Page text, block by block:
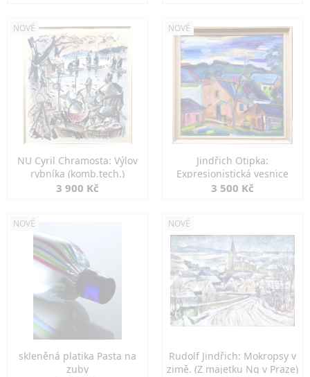
NOVÉ
NU Cyril Chramosta: Výlov
rybníka (komb.tech.)
3 900 Kč
NOVÉ
Jindřich Otipka:
Expresionistická vesnice
3 500 Kč
NOVÉ
skleněná platika Pasta na
zuby
NOVÉ
Rudolf Jindřich: Mokropsy v
zimě. (Z majetku Ng v Praze)